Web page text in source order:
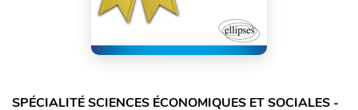
SPÉCIALITÉ SCIENCES ÉCONOMIQUES ET SOCIALES -